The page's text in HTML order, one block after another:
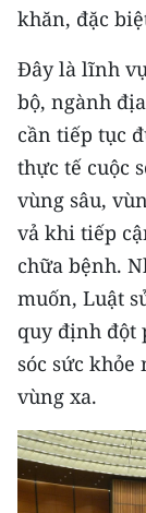
Media Du
Media Thế
Media Thể
Media Giáo
Media Y tế
Media Khoa
Media Môi
Ảnh
Infographic
TIN MỚI
khăn, đặc
Đây là lĩnh
bộ, ngành
cần tiếp tục
thực tế cuộc
vùng sâu,
vả khi tiếp
chữa bệnh.
muốn, Luật
quy định đột
sóc sức
vùng xa.